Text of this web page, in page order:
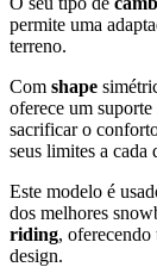
permite uma
terreno.
Com shape
oferece um
sacrificar o
seus limites a cada
Este modelo é
dos melhores
riding, oferecendo
design.